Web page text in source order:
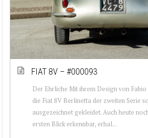
FIAT 8V – #000093
Der Ehrliche Mit ihrem Design von
die Fiat 8V Berlinetta der zweiten Serie
ausgezeichnet gekleidet. Auch heute
ersten Blick erkennbar, erhal...